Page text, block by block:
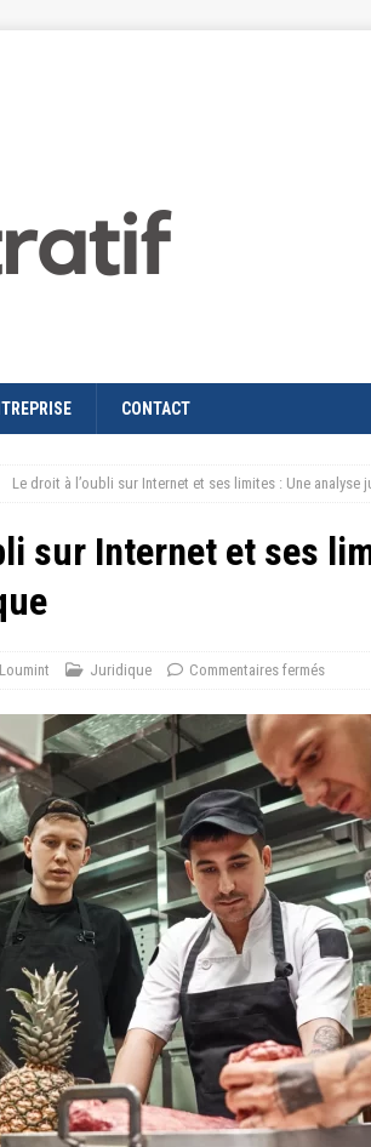
CONTACT
Le droit à l’oubli sur Internet et ses limites : Une analyse
sur Internet et ses
Juridique Commentaires fermés